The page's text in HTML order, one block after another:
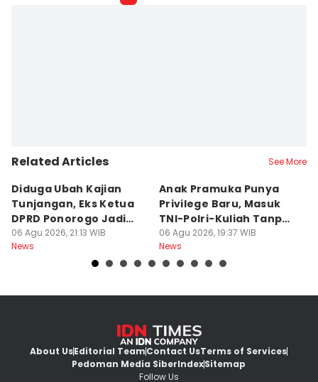
Related Articles See More
Diduga Ubah Kajian
Tunjangan, Eks Ketua
DPRD Ponorogo Jadi
Tersangka
06 Agu 2026, 21:13 WIB
News
Anak Pramuka Punya
Privilege Baru, Masuk
TNI-Polri-Kuliah Tanpa
Tes
06 Agu 2026, 19:37 WIB
News
About UsEditorial TeamContact UsTerms of Services
Pedoman Media SiberIndexSitemap
Follow Us